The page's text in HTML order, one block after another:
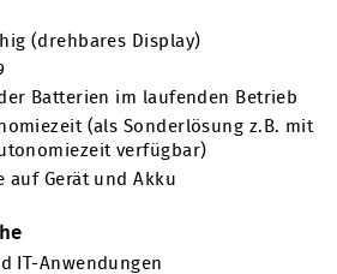
(drehbares Display)
Batterien im laufenden Betrieb
(als Sonderlösung z.B. mit
verfügbar)
auf Gerät und Akku
IT-Anwendungen